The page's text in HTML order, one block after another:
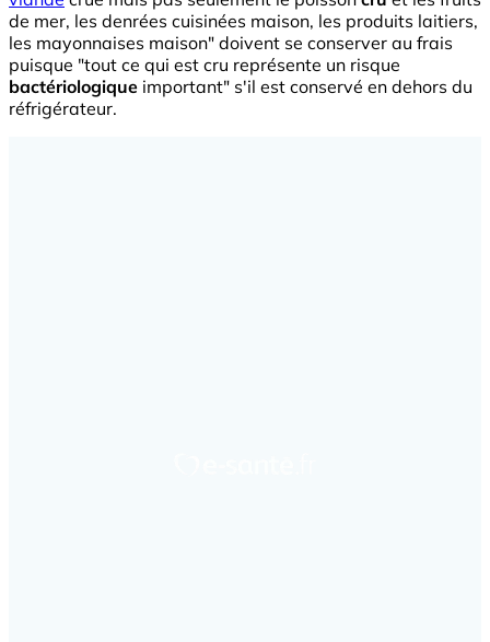
de mer, les denrées cuisinées maison, les produits laitiers,
les mayonnaises maison" doivent se conserver au frais
puisque "tout ce qui est cru représente un risque
bactériologique important" s'il est conservé en dehors du
réfrigérateur.